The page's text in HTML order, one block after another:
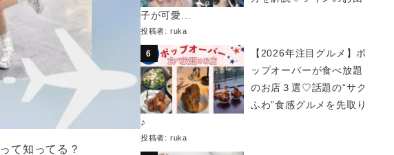
って知ってる？
子が可愛...
投稿者: ruka
【2026年注目グルメ】ポ
ップオーバーが食べ放題
のお店３選♡話題の“サク
ふわ”食感グルメを先取り
♪
投稿者: ruka